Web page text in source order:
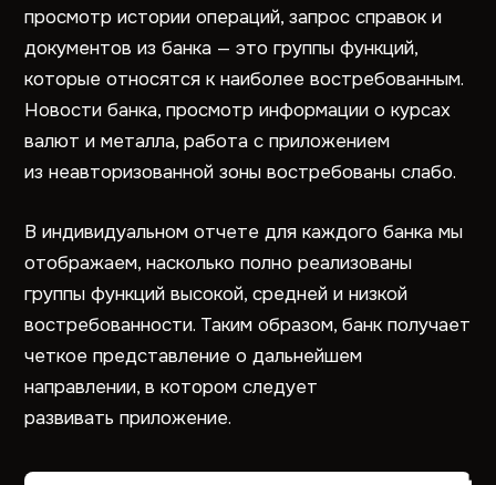
просмотр истории операций, запрос справок и
документов из банка — это группы функций,
которые относятся к наиболее востребованным.
Новости банка, просмотр информации о курсах
валют и металла, работа с приложением
из неавторизованной зоны востребованы слабо.
В индивидуальном отчете для каждого банка мы
отображаем, насколько полно реализованы
группы функций высокой, средней и низкой
востребованности. Таким образом, банк получает
четкое представление о дальнейшем
направлении, в котором следует
развивать приложение.